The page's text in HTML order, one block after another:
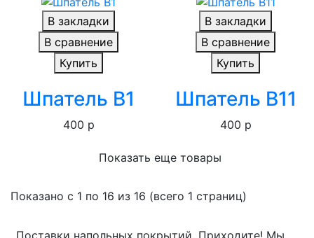
В закладки
В сравнение
Купить
Шпатель B1
400 р
В закладки
В сравнение
Купить
Шпатель B11
400 р
Показать еще товары
Показано с 1 по 16 из 16 (всего 1 страниц)